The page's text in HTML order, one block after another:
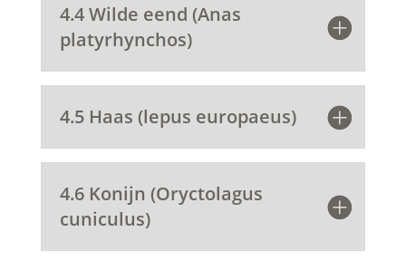
4.4 Wilde eend (Anas
platyrhynchos)
4.5 Haas (lepus europaeus)
4.6 Konijn (Oryctolagus
cuniculus)